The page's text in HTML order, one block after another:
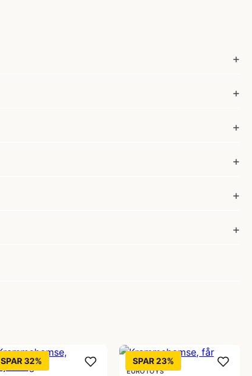
SPAR 32% SPAR 23%
EUROTOYS